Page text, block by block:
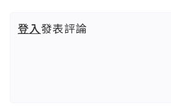
登入發表評論